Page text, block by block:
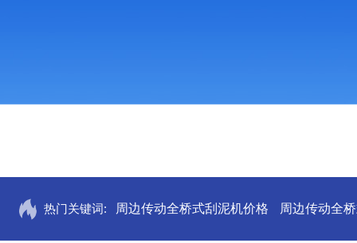
热门关键词: 周边传动全桥式刮泥机价格 周边传动全